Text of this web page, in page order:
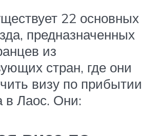
22 основных
предназначенных
из
стран, где они
визу по прибытии
в Лаос. Они: